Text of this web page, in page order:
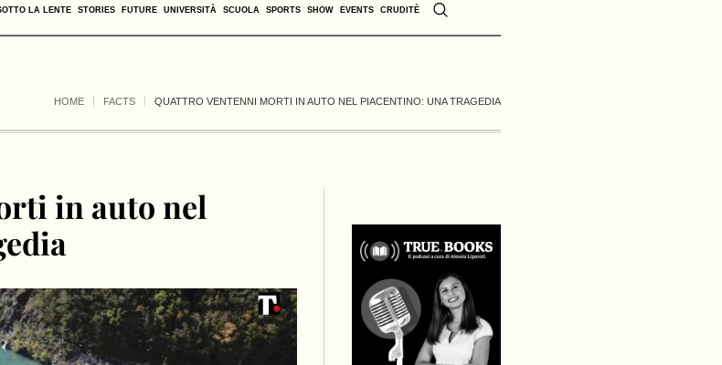
LA LENTE STORIES FUTURE UNIVERSITÀ SCUOLA SPORTS SHOW EVENTS CRUDITÈ
HOME FACTS QUATTRO VENTENNI MORTI IN AUTO NEL PIACENTINO: UNA TRAGEDIA
in auto nel